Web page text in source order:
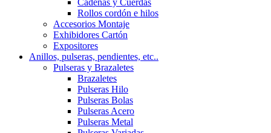
Cadenas y Cuerdas
Rollos cordón e hilos
Accesorios Montaje
Exhibidores Cartón
Expositores
Anillos, pulseras, pendientes, etc..
Pulseras y Brazaletes
Brazaletes
Pulseras Hilo
Pulseras Bolas
Pulseras Acero
Pulseras Metal